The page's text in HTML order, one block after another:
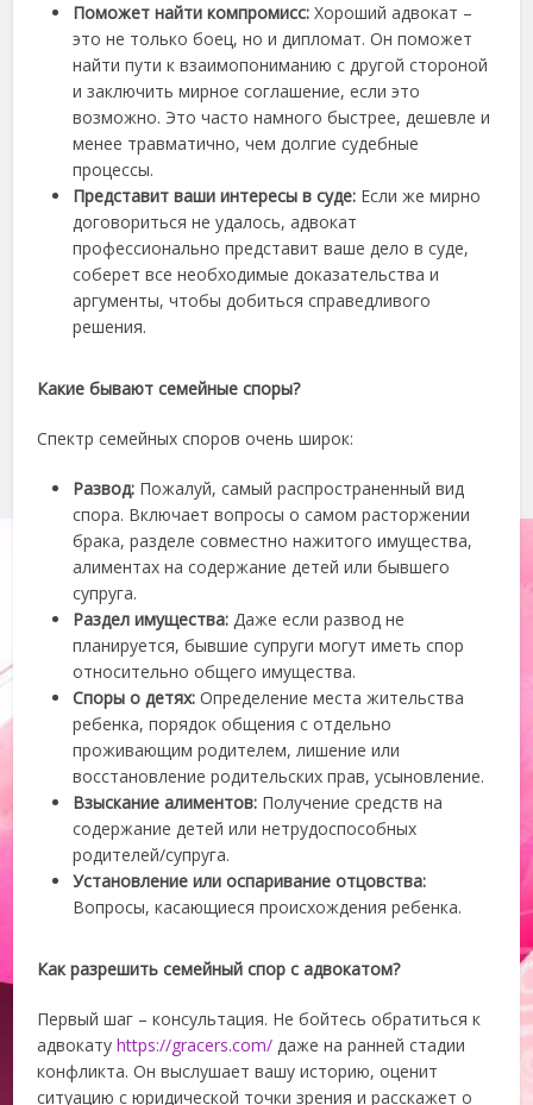
Поможет найти компромисс: Хороший адвокат –
это не только боец, но и дипломат. Он поможет
найти пути к взаимопониманию с другой стороной
и заключить мирное соглашение, если это
возможно. Это часто намного быстрее, дешевле и
менее травматично, чем долгие судебные
процессы.
Представит ваши интересы в суде: Если же мирно
договориться не удалось, адвокат
профессионально представит ваше дело в суде,
соберет все необходимые доказательства и
аргументы, чтобы добиться справедливого
решения.
Какие бывают семейные споры?
Спектр семейных споров очень широк:
Развод: Пожалуй, самый распространенный вид
спора. Включает вопросы о самом расторжении
брака, разделе совместно нажитого имущества,
алиментах на содержание детей или бывшего
супруга.
Раздел имущества: Даже если развод не
планируется, бывшие супруги могут иметь спор
относительно общего имущества.
Споры о детях: Определение места жительства
ребенка, порядок общения с отдельно
проживающим родителем, лишение или
восстановление родительских прав, усыновление.
Взыскание алиментов: Получение средств на
содержание детей или нетрудоспособных
родителей/супруга.
Установление или оспаривание отцовства:
Вопросы, касающиеся происхождения ребенка.
Как разрешить семейный спор с адвокатом?
Первый шаг – консультация. Не бойтесь обратиться к
адвокатуhttps://gracers.com/ даже на ранней стадии
конфликта. Он выслушает вашу историю, оценит
ситуацию с юридической точки зрения и расскажет о